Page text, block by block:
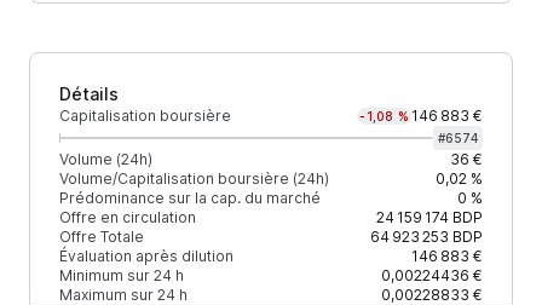
Détails
Capitalisation boursière -1,08 % 146 883 €
#6574
Volume (24h)
36 €
Volume/Capitalisation boursière (24h)
0,02 %
Prédominance sur la cap. du marché
0 %
Offre en circulation
24 159 174BDP
Offre Totale
64 923 253 BDP
Évaluation après dilution
146 883 €
Minimum sur 24 h
0,00224436 €
Maximum sur 24 h
0,00228833 €